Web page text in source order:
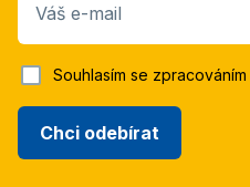
Váš e-mail
Chci odebírat
Souhlasím se zpracováním